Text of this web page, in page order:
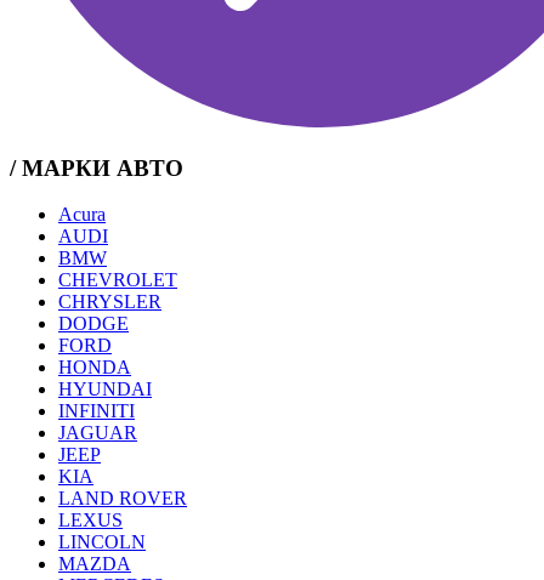
/ МАРКИ АВТО
Acura
AUDI
BMW
CHEVROLET
CHRYSLER
DODGE
FORD
HONDA
HYUNDAI
INFINITI
JAGUAR
JEEP
KIA
LAND ROVER
LEXUS
LINCOLN
MAZDA